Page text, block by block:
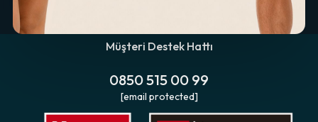
Müşteri Destek Hattı
0850 515 00 99
[email protected]